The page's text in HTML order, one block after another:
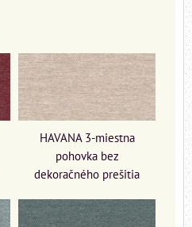
HAVANA 3-miestna
pohovka bez
dekoračného prešitia